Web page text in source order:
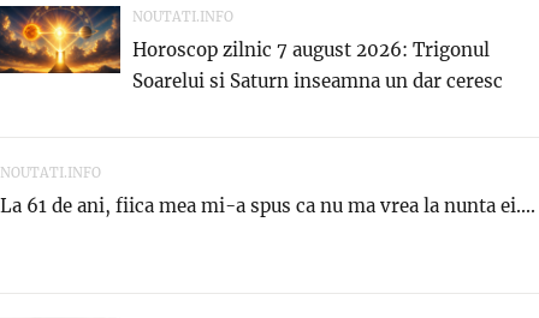
NOUTATI.INFO
Horoscop zilnic 7 august 2026: Trigonul
Soarelui si Saturn inseamna un dar ceresc
NOUTATI.INFO
La 61 de ani, fiica mea mi-a spus ca nu ma vrea la nunta ei....